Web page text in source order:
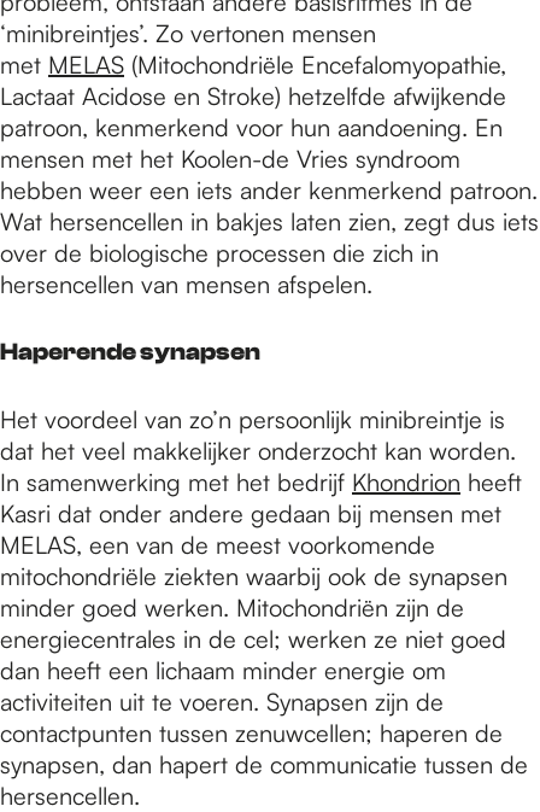
‘minibreintjes’. Zo vertonen mensen
met MELAS (Mitochondriële Encefalomyopathie,
Lactaat Acidose en Stroke) hetzelfde afwijkende
patroon, kenmerkend voor hun aandoening. En
mensen met het Koolen-de Vries syndroom
hebben weer een iets ander kenmerkend patroon.
Wat hersencellen in bakjes laten zien, zegt dus iets
over de biologische processen die zich in
hersencellen van mensen afspelen.
Haperende synapsen
Het voordeel van zo’n persoonlijk minibreintje is
dat het veel makkelijker onderzocht kan worden.
In samenwerking met het bedrijf Khondrion heeft
Kasri dat onder andere gedaan bij mensen met
MELAS, een van de meest voorkomende
mitochondriële ziekten waarbij ook de synapsen
minder goed werken. Mitochondriën zijn de
energiecentrales in de cel; werken ze niet goed
dan heeft een lichaam minder energie om
activiteiten uit te voeren. Synapsen zijn de
contactpunten tussen zenuwcellen; haperen de
synapsen, dan hapert de communicatie tussen de
hersencellen.